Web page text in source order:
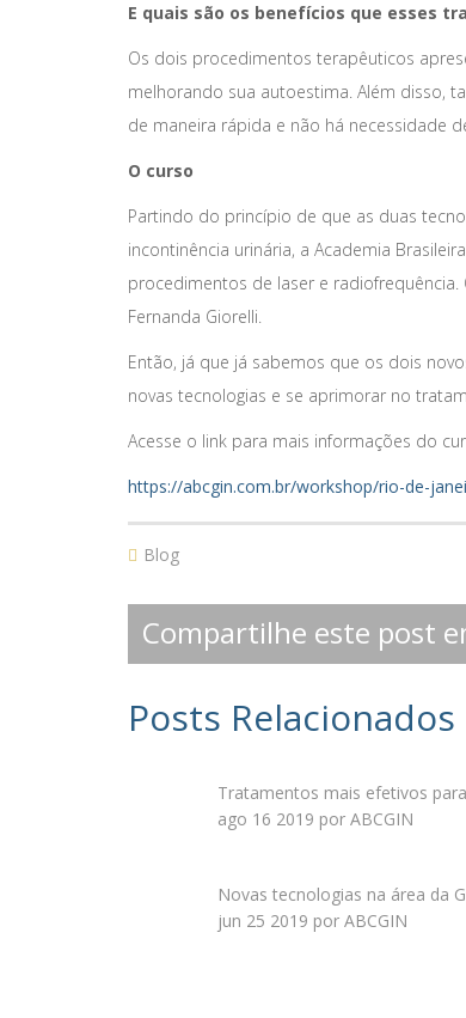
E quais são os benefícios que esses
Os dois procedimentos terapêuticos
melhorando sua autoestima. Além disso,
de maneira rápida e não há necessidade
O curso
Partindo do princípio de que as duas
incontinência urinária, a Academia
procedimentos de laser e
Fernanda Giorelli.
Então, já que já sabemos que os dois
novas tecnologias e se aprimorar no
Acesse o link para mais informações do
https://abcgin.com.br/workshop/rio-de-
Blog
Compartilhe este post
Posts Relacionados
Tratamentos mais efetivos
ago 16 2019 por ABCGIN
Novas tecnologias na área da
jun 25 2019 por ABCGIN